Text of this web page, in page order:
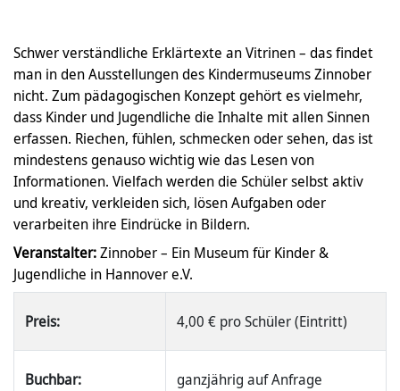
Schwer verständliche Erklärtexte an Vitrinen – das findet
man in den Ausstellungen des Kindermuseums Zinnober
nicht. Zum pädagogischen Konzept gehört es vielmehr,
dass Kinder und Jugendliche die Inhalte mit allen Sinnen
erfassen. Riechen, fühlen, schmecken oder sehen, das ist
mindestens genauso wichtig wie das Lesen von
Informationen. Vielfach werden die Schüler selbst aktiv
und kreativ, verkleiden sich, lösen Aufgaben oder
verarbeiten ihre Eindrücke in Bildern.
Veranstalter:Zinnober – Ein Museum für Kinder &
Jugendliche in Hannover e.V.
Preis: 4,00 € pro Schüler (Eintritt)
Buchbar: ganzjährig auf Anfrage